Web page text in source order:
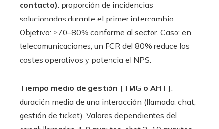
contacto): proporción de incidencias
solucionadas durante el primer intercambio.
Objetivo: ≥70–80% conforme al sector. Caso: en
telecomunicaciones, un FCR del 80% reduce los
costes operativos y potencia el NPS.
Tiempo medio de gestión (TMG o AHT):
duración media de una interacción (llamada, chat,
gestión de ticket). Valores dependientes del